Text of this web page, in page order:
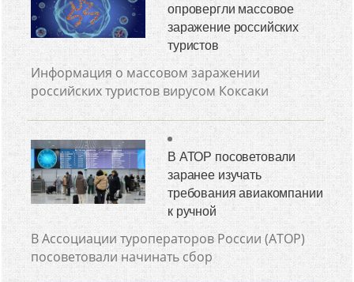
опровергли массовое
заражение российских
туристов
Информация о массовом заражении
российских туристов вирусом Коксаки
В АТОР посоветовали
заранее изучать
требования авиакомпании
к ручной
В Ассоциации туроператоров России (АТОР)
посоветовали начинать сбор